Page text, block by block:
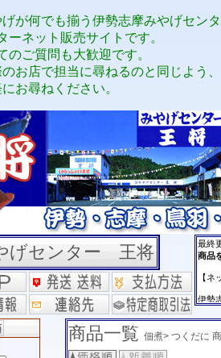
が何でも揃う伊勢志摩みやげセンタ
ーネット販売サイトです。
のご質問も大歓迎です。
お店で担当に尋ねるのと同じよう、
お尋ねください。
げセンター 王将
商品一覧 佃煮> つくだに